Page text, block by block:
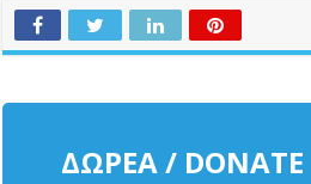
ΔΩΡΕΑ / DONATE